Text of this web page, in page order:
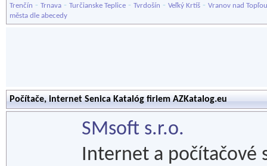
Trenčín - Trnava - Turčianske Teplice - Tvrdošín - Veľký Krtíš - Vranov nad Topľou
města dle abecedy
Počítače, internet Senica Katalóg firiem AZKatalog.eu
SMsoft s.r.o.
Internet a počítačové